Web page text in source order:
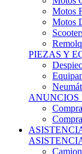
Motos
Motos
PIEZAS Y
ANUNCIOS